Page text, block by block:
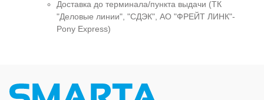
Доставка до терминала/пункта выдачи (ТК
"Деловые линии", "СДЭК", АО "ФРЕЙТ ЛИНК"-
Pony Express)